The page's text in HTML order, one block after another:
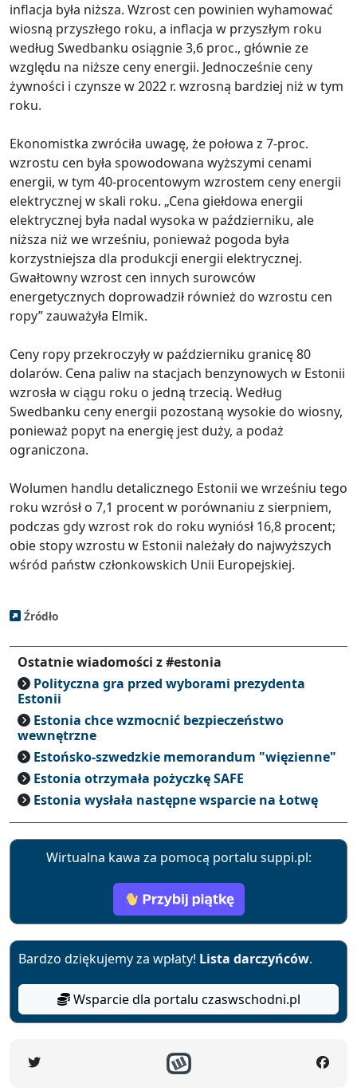
inflacja była niższa. Wzrost cen powinien wyhamować
wiosną przyszłego roku, a inflacja w przyszłym roku
według Swedbanku osiągnie 3,6 proc., głównie ze
względu na niższe ceny energii. Jednocześnie ceny
żywności i czynsze w 2022 r. wzrosną bardziej niż w tym
roku.
Ekonomistka zwróciła uwagę, że połowa z 7-proc.
wzrostu cen była spowodowana wyższymi cenami
energii, w tym 40-procentowym wzrostem ceny energii
elektrycznej w skali roku. „Cena giełdowa energii
elektrycznej była nadal wysoka w październiku, ale
niższa niż we wrześniu, ponieważ pogoda była
korzystniejsza dla produkcji energii elektrycznej.
Gwałtowny wzrost cen innych surowców
energetycznych doprowadził również do wzrostu cen
ropy” zauważyła Elmik.
Ceny ropy przekroczyły w październiku granicę 80
dolarów. Cena paliw na stacjach benzynowych w Estonii
wzrosła w ciągu roku o jedną trzecią. Według
Swedbanku ceny energii pozostaną wysokie do wiosny,
ponieważ popyt na energię jest duży, a podaż
ograniczona.
Wolumen handlu detalicznego Estonii we wrześniu tego
roku wzrósł o 7,1 procent w porównaniu z sierpniem,
podczas gdy wzrost rok do roku wyniósł 16,8 procent;
obie stopy wzrostu w Estonii należały do ​​najwyższych
wśród państw członkowskich Unii Europejskiej.
Źródło
Ostatnie wiadomości z #estonia
Polityczna gra przed wyborami prezydenta
Estonii
Estonia chce wzmocnić bezpieczeństwo
wewnętrzne
Estońsko-szwedzkie memorandum "więzienne"
Estonia otrzymała pożyczkę SAFE
Estonia wysłała następne wsparcie na Łotwę
Wirtualna kawa za pomocą portalu suppi.pl:
Bardzo dziękujemy za wpłaty! Lista darczyńców.
Wsparcie dla portalu czaswschodni.pl